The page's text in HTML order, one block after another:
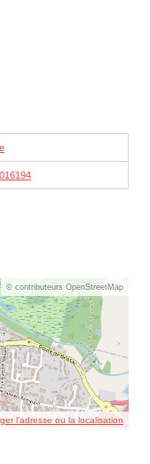
© contributeurs OpenStreetMap
l’adresse ou la localisation